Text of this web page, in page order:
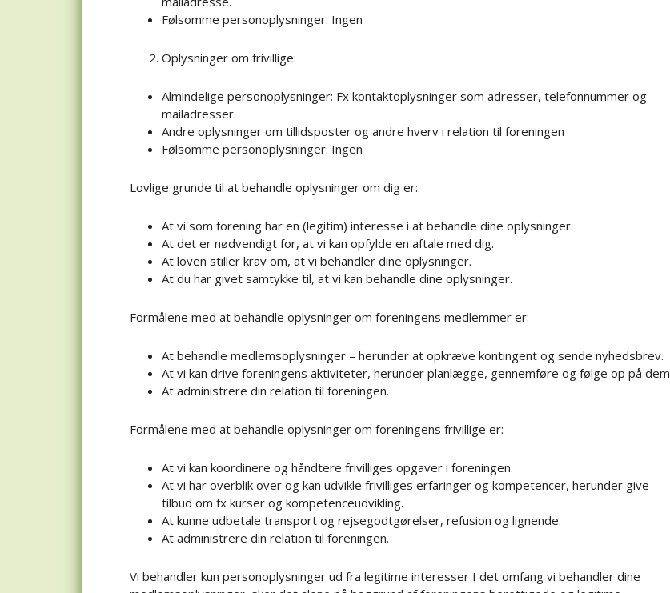
Følsomme personoplysninger: Ingen
Oplysninger om frivillige:
Almindelige personoplysninger: Fx kontaktoplysninger som adresser, telefonnummer og
mailadresser.
Andre oplysninger om tillidsposter og andre hverv i relation til foreningen
Følsomme personoplysninger: Ingen
Lovlige grunde til at behandle oplysninger om dig er:
At vi som forening har en (legitim) interesse i at behandle dine oplysninger.
At det er nødvendigt for, at vi kan opfylde en aftale med dig.
At loven stiller krav om, at vi behandler dine oplysninger.
At du har givet samtykke til, at vi kan behandle dine oplysninger.
Formålene med at behandle oplysninger om foreningens medlemmer er:
At behandle medlemsoplysninger – herunder at opkræve kontingent og sende nyhedsbrev.
At vi kan drive foreningens aktiviteter, herunder planlægge, gennemføre og følge op på dem
At administrere din relation til foreningen.
Formålene med at behandle oplysninger om foreningens frivillige er:
At vi kan koordinere og håndtere frivilliges opgaver i foreningen.
At vi har overblik over og kan udvikle frivilliges erfaringer og kompetencer, herunder give
tilbud om fx kurser og kompetenceudvikling.
At kunne udbetale transport og rejsegodtgørelser, refusion og lignende.
At administrere din relation til foreningen.
Vi behandler kun personoplysninger ud fra legitime interesser I det omfang vi behandler dine